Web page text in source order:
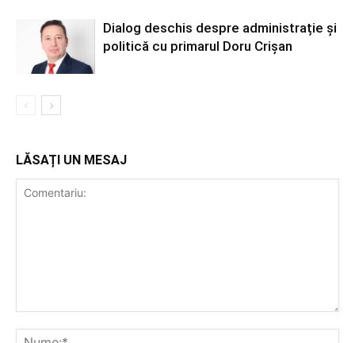
Dialog deschis despre administrație și
politică cu primarul Doru Crișan
LĂSAȚI UN MESAJ